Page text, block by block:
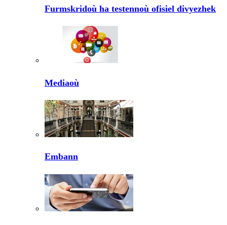
Furmskridoù ha testennoù ofisiel divyezhek
Mediaoù
Embann